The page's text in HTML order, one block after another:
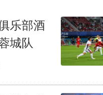
乐部酒
城队